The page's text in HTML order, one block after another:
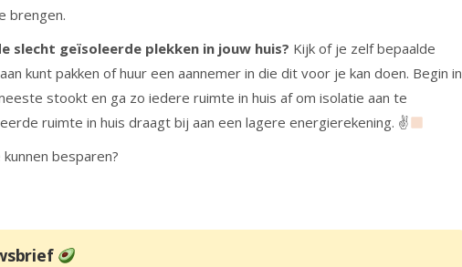
brengen.
slecht geïsoleerde plekken in jouw huis? Kijk of je zelf bepaalde
kunt pakken of huur een aannemer in die dit voor je kan doen. Begin in
stookt en ga zo iedere ruimte in huis af om isolatie aan te
ruimte in huis draagt bij aan een lagere energierekening. ✌
besparen?